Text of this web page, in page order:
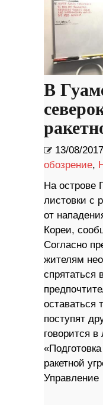
В
13/08/2017
обозрение,
На острове
листовки с
от
Кореи,
Согласно
жителям
спрятаться
оставаться
поступят
говорится
ракетной
Управление